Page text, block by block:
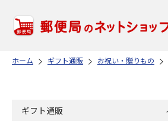
ホーム ギフト通販 お祝い・贈りもの
ギフト通販